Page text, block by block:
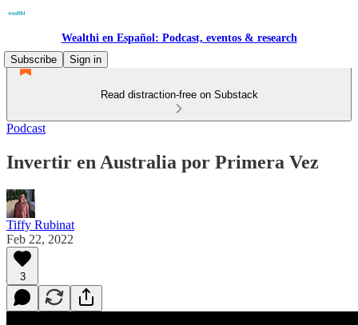
Wealthi en Español: Podcast, eventos & research
Subscribe
Sign in
Read distraction-free on Substack
Podcast
Invertir en Australia por Primera Vez
Tiffy Rubinat
Feb 22, 2022
3